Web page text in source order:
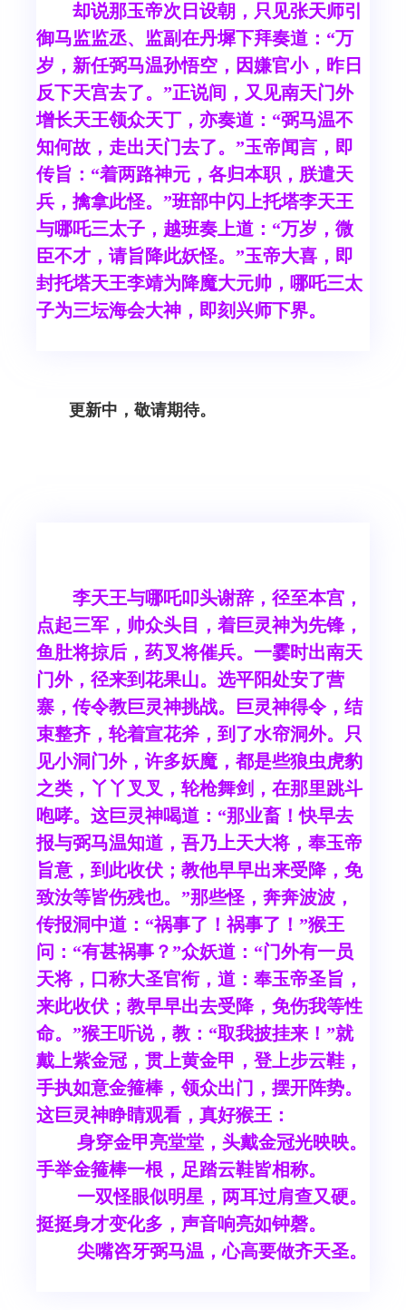
却说那玉帝次日设朝，只见张天师引
御马监监丞、监副在丹墀下拜奏道：“万
岁，新任弼马温孙悟空，因嫌官小，昨日
反下天宫去了。”正说间，又见南天门外
增长天王领众天丁，亦奏道：“弼马温不
知何故，走出天门去了。”玉帝闻言，即
传旨：“着两路神元，各归本职，朕遣天
兵，擒拿此怪。”班部中闪上托塔李天王
与哪吒三太子，越班奏上道：“万岁，微
臣不才，请旨降此妖怪。”玉帝大喜，即
封托塔天王李靖为降魔大元帅，哪吒三太
子为三坛海会大神，即刻兴师下界。
更新中，敬请期待。
李天王与哪吒叩头谢辞，径至本宫，
点起三军，帅众头目，着巨灵神为先锋，
鱼肚将掠后，药叉将催兵。一霎时出南天
门外，径来到花果山。选平阳处安了营
寨，传令教巨灵神挑战。巨灵神得令，结
束整齐，轮着宣花斧，到了水帘洞外。只
见小洞门外，许多妖魔，都是些狼虫虎豹
之类，丫丫叉叉，轮枪舞剑，在那里跳斗
咆哮。这巨灵神喝道：“那业畜！快早去
报与弼马温知道，吾乃上天大将，奉玉帝
旨意，到此收伏；教他早早出来受降，免
致汝等皆伤残也。”那些怪，奔奔波波，
传报洞中道：“祸事了！祸事了！”猴王
问：“有甚祸事？”众妖道：“门外有一员
天将，口称大圣官衔，道：奉玉帝圣旨，
来此收伏；教早早出去受降，免伤我等性
命。”猴王听说，教：“取我披挂来！”就
戴上紫金冠，贯上黄金甲，登上步云鞋，
手执如意金箍棒，领众出门，摆开阵势。
这巨灵神睁睛观看，真好猴王：
身穿金甲亮堂堂，头戴金冠光映映。
手举金箍棒一根，足踏云鞋皆相称。
一双怪眼似明星，两耳过肩查又硬。
挺挺身才变化多，声音响亮如钟磬。
尖嘴咨牙弼马温，心高要做齐天圣。